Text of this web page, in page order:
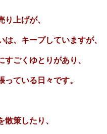
り上げが、
は、キープしていますが、
すごくゆとりがあり、
っている日々です。
散策したり、